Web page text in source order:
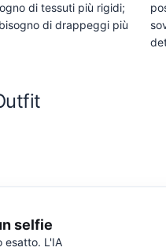
di tessuti più rigidi;
di drappeggi più
selfie
L'IA